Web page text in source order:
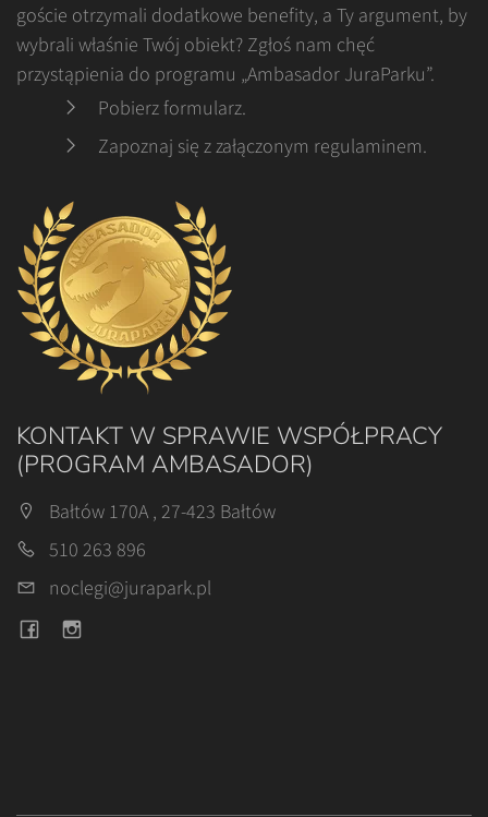
goście otrzymali dodatkowe benefity, a Ty argument, by
wybrali właśnie Twój obiekt? Zgłoś nam chęć
przystąpienia do programu „Ambasador JuraParku”.
Pobierz formularz.
Zapoznaj się z załączonym regulaminem.
KONTAKT W SPRAWIE WSPÓŁPRACY
(PROGRAM AMBASADOR)
Bałtów 170A , 27-423 Bałtów
510 263 896
noclegi@jurapark.pl